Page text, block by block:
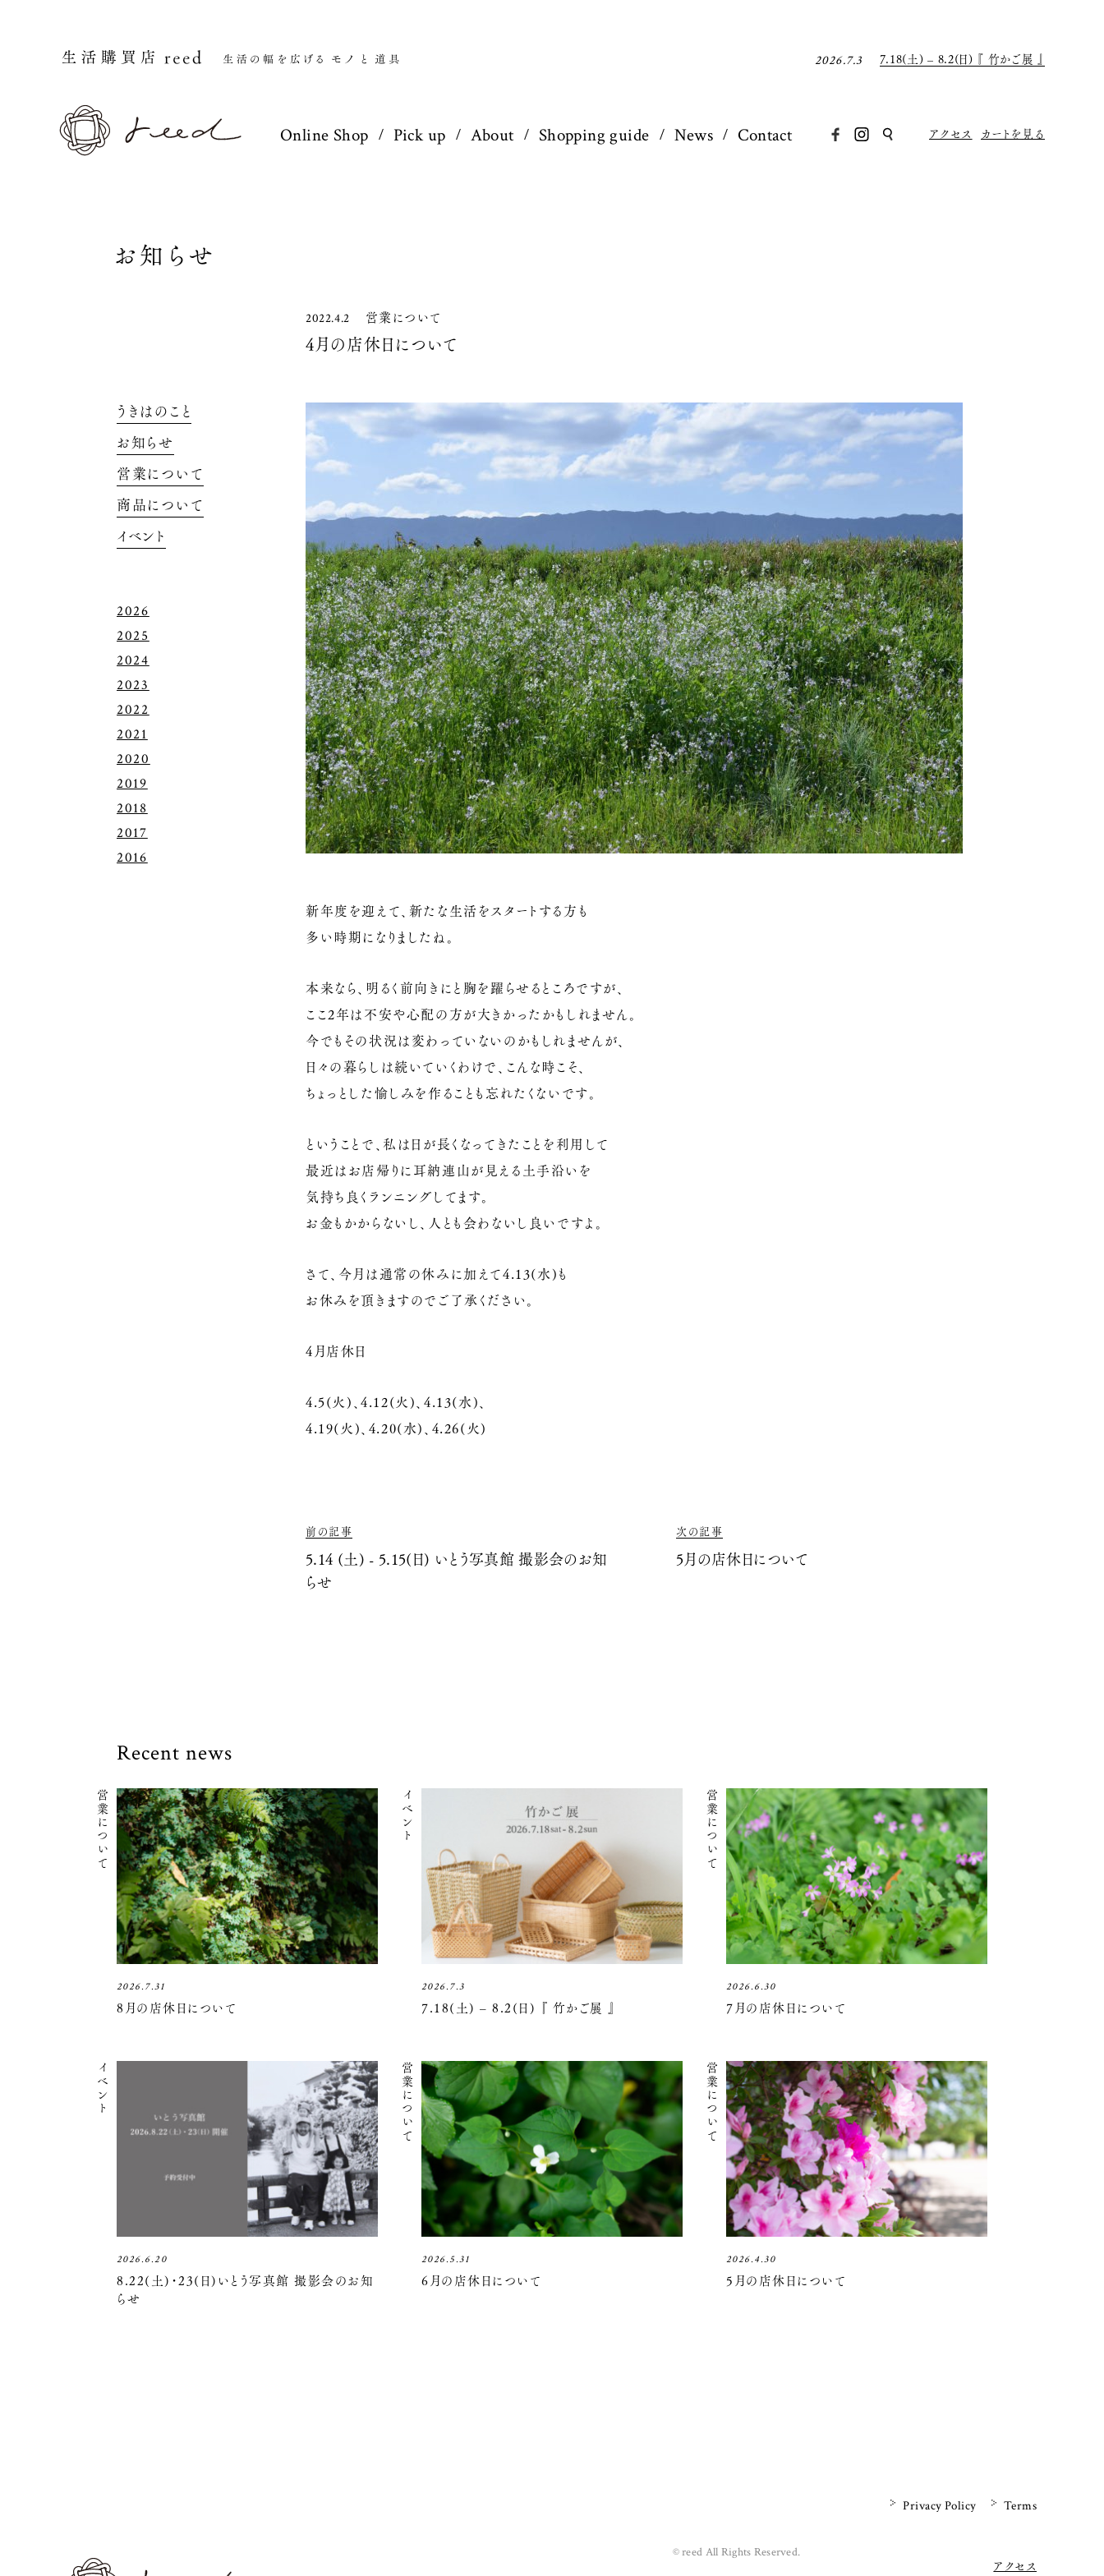
7.18(土) – 8.2(日) 『 竹かご展 』
2026.7.3
7.18(土) – 8.2(日) 『 竹かご展 』
2026.7.3
Online Shop Pick up About Shopping guide News Contact アクセス カートを見る
お知らせ
2022.4.2 営業について
4月の店休日について
新年度を迎えて、新たな生活をスタートする方も
多い時期になりましたね。
本来なら、明るく前向きにと胸を躍らせるところですが、
ここ2年は不安や心配の方が大きかったかもしれません。
今でもその状況は変わっていないのかもしれませんが、
日々の暮らしは続いていくわけで、こんな時こそ、
ちょっとした愉しみを作ることも忘れたくないです。
ということで、私は日が長くなってきたことを利用して
最近はお店帰りに耳納連山が見える土手沿いを
気持ち良くランニングしてます。
お金もかからないし、人とも会わないし良いですよ。
さて、今月は通常の休みに加えて4.13(水)も
お休みを頂きますのでご了承ください。
4月店休日
4.5(火)、4.12(火)、4.13(水)、
4.19(火)、4.20(水)、4.26(火)
前の記事
5.14 (土) - 5.15(日) いとう写真館 撮影会のお知
らせ
次の記事
5月の店休日について
うきはのこと
お知らせ
営業について
商品について
イベント
2026
2025
2024
2023
2022
2021
2020
2019
2018
2017
2016
Recent news
2026.7.31
営業について
8月の店休日について
2026.7.3
イベント
7.18(土) – 8.2(日) 『 竹かご展 』
2026.6.30
営業について
7月の店休日について
2026.6.20
イベント
8.22(土)・23(日)いとう写真館 撮影会のお知
らせ
2026.5.31
営業について
6月の店休日について
2026.4.30
営業について
5月の店休日について
Terms
Privacy Policy
© reed All Rights Reserved.
アクセス